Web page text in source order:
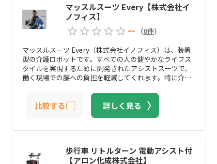
め、体格が大きい人にも対応でき、要介護者の脚力を活
かして立ち上がらせることができるので、リハビリとし
ても活用できます。各種補助金の対象にもなっているの
で、介護施設など要介護者を移乗させるシーンがある企
マッスルスーツ Every【株式会社イ
ノフィス】
--
（0件）
マッスルスーツ Every（株式会社イノフィス）は、装着
型の介護ロボットです。すべての人の健やかなライフス
タイルを実現するために開発されたアシストスーツで、
働く現場での腰への負担を軽減してくれます。特に介護
の現場では力仕事が多いため、仕事のサポートをしてく
れるので、相性のよい介護ロボットでしょう。マッスル
スーツは空気圧を利用した作りになっているので、最大
補助力が25.5kgfと要介護者をラクラク持ち上げること
制限がない点も大きなメリットといえるでしょう。リュ
で、慣れれば10秒足らずで装着ができます。水やほこり
にも強く、排泄介助や移乗介助にも使えるので、介護現
比較する 詳しく見る
歩行車 リトルターン 電動アシスト付
【アロン化成株式会社】